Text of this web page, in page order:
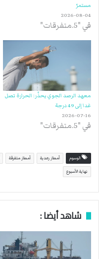
مستمرّ
2026-08-04
في "5.متفرقات"
معهد الرصد الجوي يحذّر: الحرارة تصل
غدا إلى 49 درجة
2026-07-16
في "5.متفرقات"
الوسوم أمطار رعدية أمطار متفرقة
نهاية الأسبوع
شاهد أيضا :